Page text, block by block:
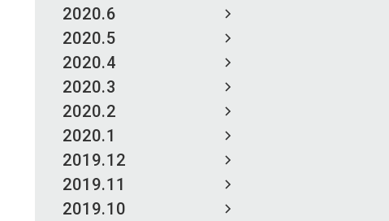
2020.6
2020.5
2020.4
2020.3
2020.2
2020.1
2019.12
2019.11
2019.10